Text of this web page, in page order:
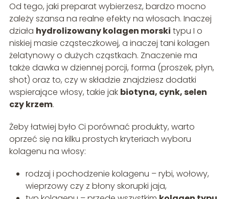
Od tego, jaki preparat wybierzesz, bardzo mocno
zależy szansa na realne efekty na włosach. Inaczej
działa hydrolizowany kolagen morski typu I o
niskiej masie cząsteczkowej, a inaczej tani kolagen
żelatynowy o dużych cząstkach. Znaczenie ma
także dawka w dziennej porcji, forma (proszek, płyn,
shot) oraz to, czy w składzie znajdziesz dodatki
wspierające włosy, takie jak biotyna, cynk, selen
czy krzem.
Żeby łatwiej było Ci porównać produkty, warto
oprzeć się na kilku prostych kryteriach wyboru
kolagenu na włosy:
rodzaj i pochodzenie kolagenu – rybi, wołowy,
wieprzowy czy z błony skorupki jaja,